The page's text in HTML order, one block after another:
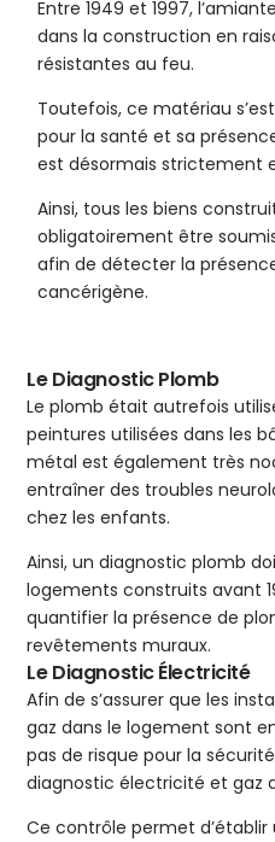
Entre 1949 et 1997,
dans la construction en
résistantes au feu.
Toutefois, ce matériau
pour la santé et sa
est désormais strictement
Ainsi, tous les biens
obligatoirement être
afin de détecter la
cancérigène.
Le Diagnostic Plomb
Le plomb était autrefois
peintures utilisées dans les
métal est également très
entraîner des troubles
chez les enfants.
Ainsi, un diagnostic plomb
logements construits avant
quantifier la présence de
revêtements muraux.
Le Diagnostic Électricité
Afin de s’assurer que les
gaz dans le logement sont
pas de risque pour la
diagnostic électricité et gaz
Ce contrôle permet